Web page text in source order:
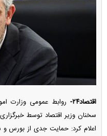
اقتصاد۲۴-
روابط عمومی وزارت
سخنان وزیر اقتصاد توسط
اعلام کرد: حمایت جدی از بورس و